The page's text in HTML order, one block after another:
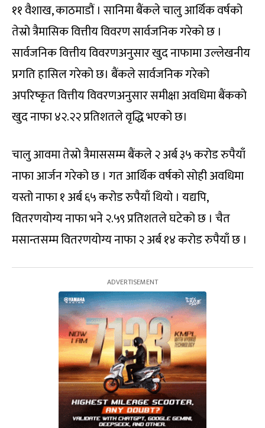
११ वैशाख, काठमाडौं । सानिमा बैंकले चालु आर्थिक वर्षको
तेस्रो त्रैमासिक वित्तीय विवरण सार्वजनिक गरेको छ ।
सार्वजनिक वित्तीय विवरणअनुसार खुद नाफामा उल्लेखनीय
प्रगति हासिल गरेको छ। बैंकले सार्वजनिक गरेको
अपरिष्कृत वित्तीय विवरणअनुसार समीक्षा अवधिमा बैंकको
खुद नाफा ४२.२२ प्रतिशतले वृद्धि भएको छ।
चालु आवमा तेस्रो त्रैमाससम्म बैंकले २ अर्ब ३५ करोड रुपैयाँ
नाफा आर्जन गरेको छ । गत आर्थिक वर्षको सोही अवधिमा
यस्तो नाफा १ अर्ब ६५ करोड रुपैयाँ थियो । यद्यपि,
वितरणयोग्य नाफा भने २.५९ प्रतिशतले घटेको छ । चैत
मसान्तसम्म वितरणयोग्य नाफा २ अर्ब १४ करोड रुपैयाँ छ ।